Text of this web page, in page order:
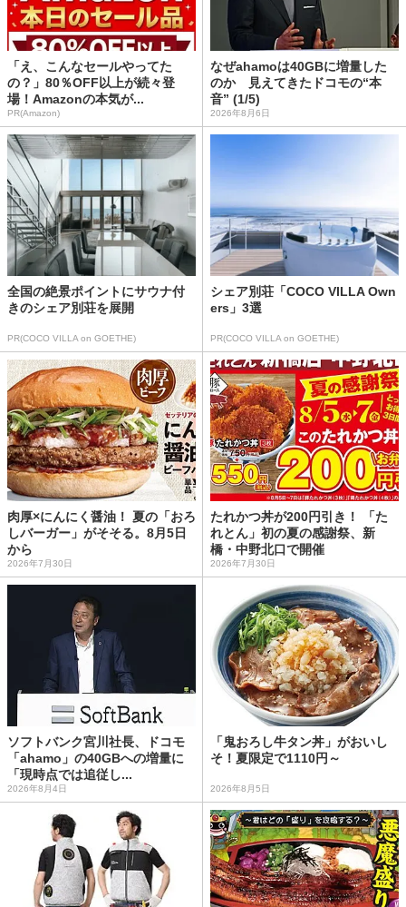
「え、こんなセールやってた
の？」80％OFF以上が続々登
場！Amazonの本気が...
PR(Amazon)
なぜahamoは40GBに増量した
のか 見えてきたドコモの“本
音” (1/5)
2026年8月6日
全国の絶景ポイントにサウナ付
きのシェア別荘を展開
PR(COCO VILLA on GOETHE)
シェア別荘「COCO VILLA Own
ers」3選
PR(COCO VILLA on GOETHE)
肉厚×にんにく醤油！ 夏の「おろ
しバーガー」がそそる。8月5日
から
2026年7月30日
たれかつ丼が200円引き！ 「た
れとん」初の夏の感謝祭、新
橋・中野北口で開催
2026年7月30日
ソフトバンク宮川社長、ドコモ
「ahamo」の40GBへの増量に
「現時点では追従し...
2026年8月4日
「鬼おろし牛タン丼」がおいし
そ！夏限定で1110円～
2026年8月5日